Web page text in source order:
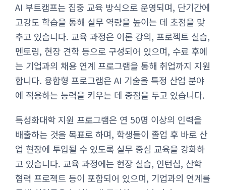
AI 부트캠프는 집중 교육 방식으로 운영되며, 단기간에
고강도 학습을 통해 실무 역량을 높이는 데 초점을 맞
추고 있습니다. 교육 과정은 이론 강의, 프로젝트 실습,
멘토링, 현장 견학 등으로 구성되어 있으며, 수료 후에
는 기업과의 채용 연계 프로그램을 통해 취업까지 지원
합니다. 융합형 프로그램은 AI 기술을 특정 산업 분야
에 적용하는 능력을 키우는 데 중점을 두고 있습니다.
특성화대학 지원 프로그램은 연 50명 이상의 인력을
배출하는 것을 목표로 하며, 학생들이 졸업 후 바로 산
업 현장에 투입될 수 있도록 실무 중심 교육을 강화하
고 있습니다. 교육 과정에는 현장 실습, 인턴십, 산학
협력 프로젝트 등이 포함되어 있으며, 기업과의 연계를